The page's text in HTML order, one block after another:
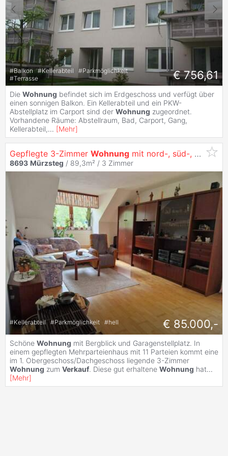
#Balkon #Kellerabteil #Parkmöglichkeit
#Terrasse € 756,61
Die Wohnung befindet sich im Erdgeschoss und verfügt über
einen sonnigen Balkon. Ein Kellerabteil und ein PKW-
Abstellplatz im Carport sind der Wohnung zugeordnet.
Vorhandene Räume: Abstellraum, Bad, Carport, Gang,
Kellerabteil,... [Mehr]
Gepflegte 3-Zimmer Wohnung mit nord-, süd-, westseitiger Ausrichtung
8693 Mürzsteg / 89,3m² / 3 Zimmer
#Kellerabteil #Parkmöglichkeit #hell € 85.000,-
Schöne Wohnung mit Bergblick und Garagenstellplatz. In
einem gepflegten Mehrparteienhaus mit 11 Parteien kommt eine
im 1. Obergeschoss/Dachgeschoss liegende 3-Zimmer
Wohnung zum Verkauf. Diese gut erhaltene Wohnung hat...
[Mehr]